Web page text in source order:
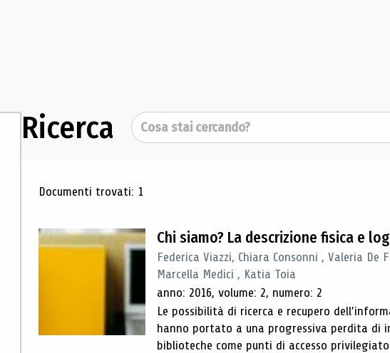
Ricerca Cerca
Risultati di ricerca
Documenti trovati: 1
Chi siamo? La descrizione fisica e
Federica Viazzi, Chiara Consonni , Valeria
Marcella Medici , Katia Toia
anno: 2016, volume: 2, numero: 2
Le possibilità di ricerca e recupero
hanno portato a una progressiva perdita di
biblioteche come punti di accesso